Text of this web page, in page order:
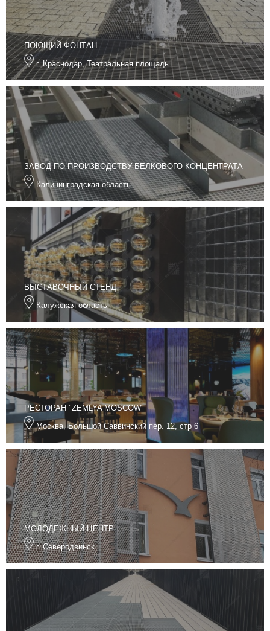
ПОЮЩИЙ ФОНТАН
г. Краснодар, Театральная площадь
ЗАВОД ПО ПРОИЗВОДСТВУ БЕЛКОВОГО КОНЦЕНТРАТА
Калининградская область
ВЫСТАВОЧНЫЙ СТЕНД
Калужская область
РЕСТОРАН "ZEMLYA MOSCOW"
Москва, Большой Саввинский пер. 12, стр 6
МОЛОДЕЖНЫЙ ЦЕНТР
г. Северодвинск